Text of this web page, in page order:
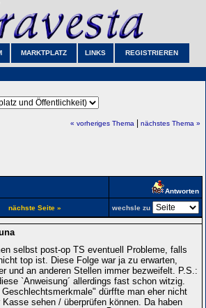
MARKTPLATZ LINKS REGISTRIEREN
« vorheriges Thema nächstes Thema »
Antworten
nächste Seite » wechsle zu
selbst post-op TS eventuell Probleme, falls
top ist. Diese Folge war ja zu erwarten,
und an anderen Stellen immer bezweifelt. P.S.:
`Anweisung´ allerdings fast schon witzig.
Geschlechtsmerkmale" dürffte man eher nicht
Kasse sehen / überprüfen können. Da haben